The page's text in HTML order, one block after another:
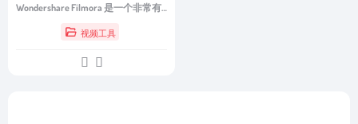
Wondershare Filmora 是一个非常有趣的多媒体文件处理工具。
视频工具